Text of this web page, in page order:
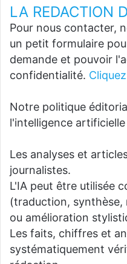
LA REDACTION
Pour nous contacter,
un petit formulaire
demande et pouvoir
confidentialité.
Notre politique
l'intelligence artificielle
Les analyses et
journalistes.
L'IA peut être utilisée
(traduction,
ou amélioration
Les faits, chiffres et
systématiquement